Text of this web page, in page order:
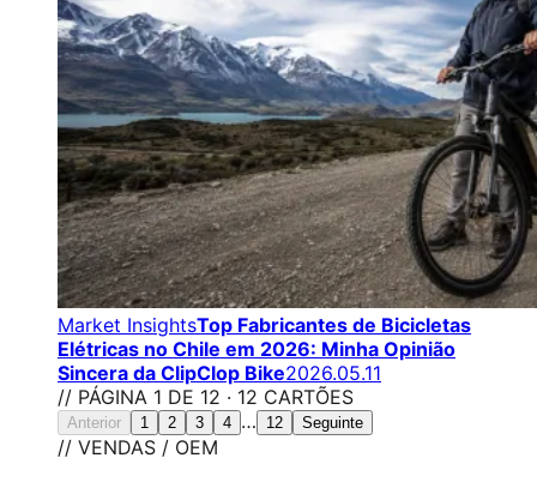
Market InsightsTop Fabricantes de Bicicletas
Elétricas no Chile em 2026: Minha Opinião
Sincera da ClipClop Bike2026.05.11
// PÁGINA 1 DE 12 · 12 CARTÕES
Anterior 1 2 3 4 … 12 Seguinte
// VENDAS / OEM